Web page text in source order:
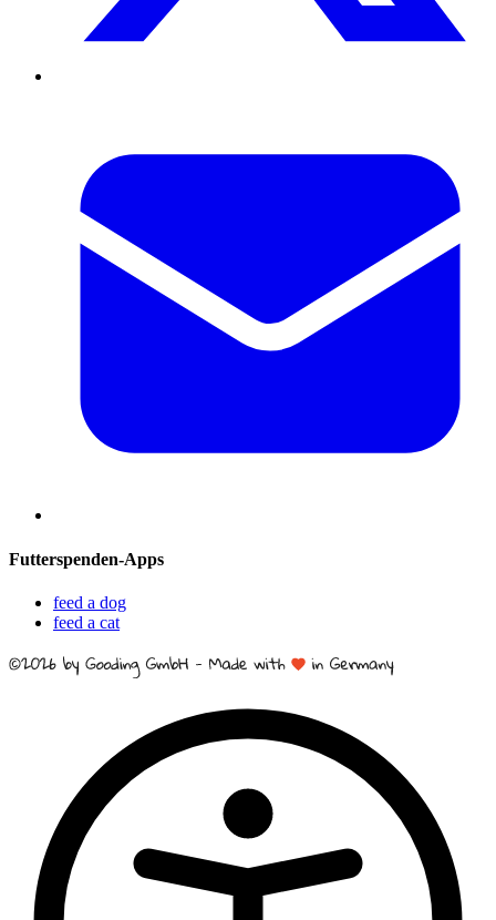
Futterspenden-Apps
feed a dog
feed a cat